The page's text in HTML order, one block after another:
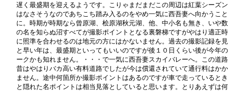
遅く最盛期を迎えるようです。こりゃまだまだこの周辺は紅葉シーズ
はなさそうなのであちこち踏み入るのをやめ一気に西吾妻へ向かうこと
に。時期が時期なら曾原湖、桧原湖秋元湖、他、中小名も無き、いや
の名を知らぬ沼すべてが撮影ポイントとなる裏磐梯ですがやはり適正
に照準を合わせるのは地元の方にはかないません。過去の撮影記録を
と早い年は、最盛期といってもいいのですが後１０日くらい後が今年
ークかも知れません。・・・で一気に西吾妻スカイバレーへ。この道
昔はやはりバカ高い有料道路でしたが今は償還されていて通行料はか
ません。途中何箇所か撮影ポイントはあるのですが車で走っていると
と隠れた名ポイントは相当見落としていると思います。とりあえずは